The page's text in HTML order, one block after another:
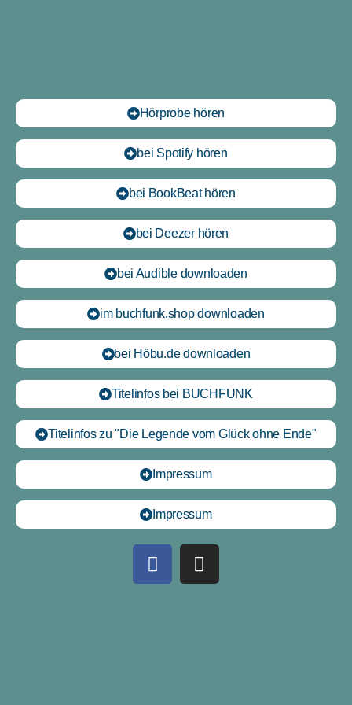
Hörprobe hören
bei Spotify hören
bei BookBeat hören
bei Deezer hören
bei Audible downloaden
im buchfunk.shop downloaden
bei Höbu.de downloaden
Titelinfos bei BUCHFUNK
Titelinfos zu "Die Legende vom Glück ohne Ende"
Impressum
Impressum